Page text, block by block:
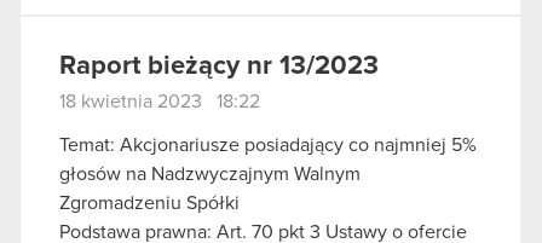
Raport bieżący nr 13/2023
18 kwietnia 2023 18:22
Temat: Akcjonariusze posiadający co najmniej 5%
głosów na Nadzwyczajnym Walnym
Zgromadzeniu Spółki
Podstawa prawna: Art. 70 pkt 3 Ustawy o ofercie